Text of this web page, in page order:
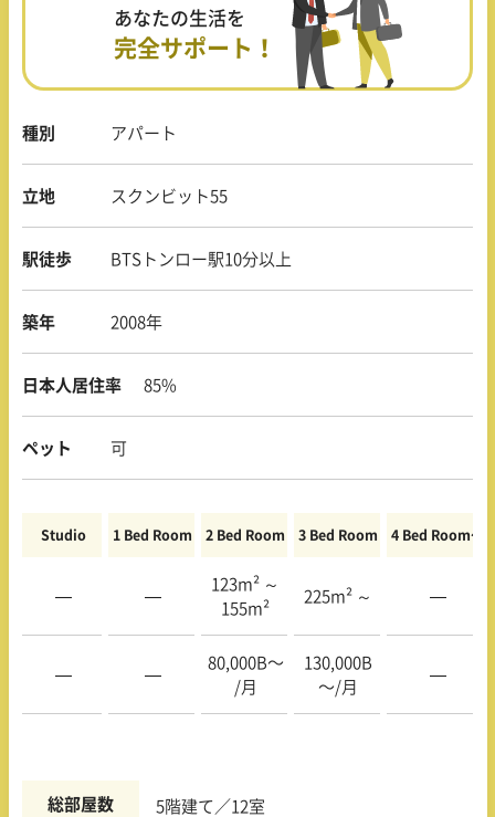
種別 アパート
立地 スクンビット55
駅徒歩 BTSトンロー駅10分以上
築年 2008年
日本人居住率 85%
ペット 可
あなたの生活を
完全サポート！
Studio 1 Bed Room 2 Bed Room 3 Bed Room 4 Bed Room〜
— —
123m² ～
155m²
225m² ～ —
— —
80,000B〜
/月
130,000B
〜/月
—
総部屋数 5階建て／12室